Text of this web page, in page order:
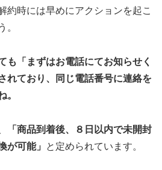
約時には早めにアクションを起こ
。
も「まずはお電話にてお知らせく
れており、同じ電話番号に連絡を
。
「商品到着後、８日以内で未開封
が可能」
と定められています。